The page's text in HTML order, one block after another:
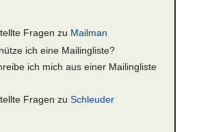
Fragen zu Mailman
ich eine Mailingliste?
ich mich aus einer Mailingliste
Fragen zu Schleuder